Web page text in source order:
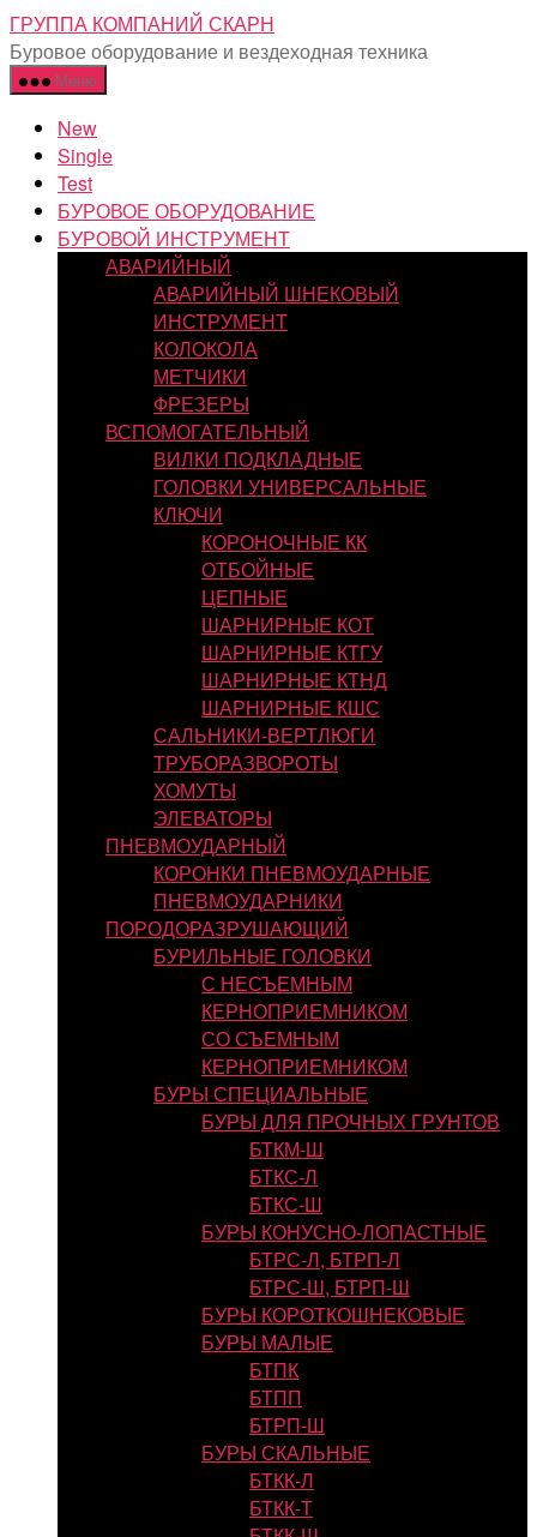
Перейти
к
содержимому
ГРУППА КОМПАНИЙ СКАРН
Буровое оборудование и вездеходная техника
Меню
New
Single
Test
БУРОВОЕ ОБОРУДОВАНИЕ
БУРОВОЙ ИНСТРУМЕНТ
АВАРИЙНЫЙ
АВАРИЙНЫЙ ШНЕКОВЫЙ
ИНСТРУМЕНТ
КОЛОКОЛА
МЕТЧИКИ
ФРЕЗЕРЫ
ВСПОМОГАТЕЛЬНЫЙ
ВИЛКИ ПОДКЛАДНЫЕ
ГОЛОВКИ УНИВЕРСАЛЬНЫЕ
КЛЮЧИ
КОРОНОЧНЫЕ КК
ОТБОЙНЫЕ
ЦЕПНЫЕ
ШАРНИРНЫЕ КОТ
ШАРНИРНЫЕ КТГУ
ШАРНИРНЫЕ КТНД
ШАРНИРНЫЕ КШС
САЛЬНИКИ-ВЕРТЛЮГИ
ТРУБОРАЗВОРОТЫ
ХОМУТЫ
ЭЛЕВАТОРЫ
ПНЕВМОУДАРНЫЙ
КОРОНКИ ПНЕВМОУДАРНЫЕ
ПНЕВМОУДАРНИКИ
ПОРОДОРАЗРУШАЮЩИЙ
БУРИЛЬНЫЕ ГОЛОВКИ
С НЕСЪЕМНЫМ
КЕРНОПРИЕМНИКОМ
СО СЪЕМНЫМ
КЕРНОПРИЕМНИКОМ
БУРЫ СПЕЦИАЛЬНЫЕ
БУРЫ ДЛЯ ПРОЧНЫХ ГРУНТОВ
БТКМ-Ш
БТКС-Л
БТКС-Ш
БУРЫ КОНУСНО-ЛОПАСТНЫЕ
БТРС-Л, БТРП-Л
БТРС-Ш, БТРП-Ш
БУРЫ КОРОТКОШНЕКОВЫЕ
БУРЫ МАЛЫЕ
БТПК
БТПП
БТРП-Ш
БУРЫ СКАЛЬНЫЕ
БТКК-Л
БТКК-Т